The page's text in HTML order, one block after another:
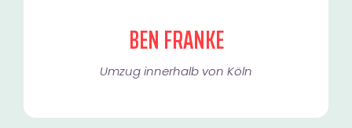
BEN FRANKE
Umzug innerhalb von Köln​